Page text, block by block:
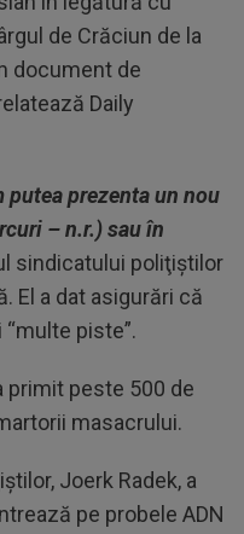
de Crăciun de la
document de
Daily
putea prezenta un nou
– n.r.) sau în
sindicatului poliţiştilor
El a dat asigurări că
piste”.
primit peste 500 de
masacrului.
Joerk Radek, a
pe probele ADN